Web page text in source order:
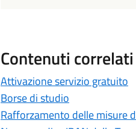
Contenuti correlati
Attivazione servizio gratuito
Borse di studio
Rafforzamento delle misure